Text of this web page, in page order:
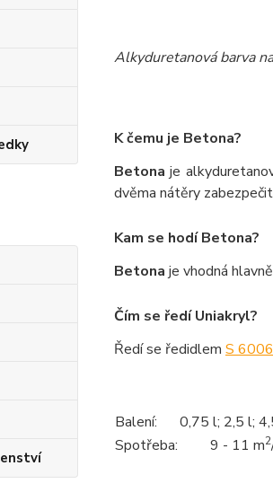
Alkyduretanová barva
K čemu je Betona?
Betonaje
dvěma nátěry
Kam se hodí Betona?
Betona je vhodná
Čím se ředí Uniakryl?
Ředí se ředidlem S 6006
Balení:
0,75 l; 2,5 l;
Spotřeba:
9 - 11 m2